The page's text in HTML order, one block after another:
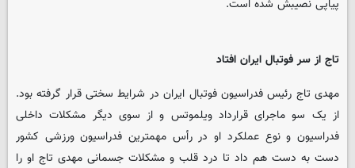
پیاپی نصیبش شده است.
تاج از سر فوتبال ایران افتاد
مهدی تاج رئیس فدراسیون فوتبال ایران در شرایط سختی قرار گرفته بود.
از یک سو ماجرای قرارداد ویلموتس و از سوی دیگر مشکلات داخلی
فدراسیون و نوع عملکرد او در رأس مهمترین فدراسیون ورزشی کشور
دست به دست هم داد تا درد قلب و مشکلات جسمانی مهدی تاج او را